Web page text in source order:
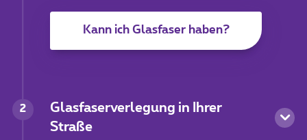
Kann ich Glasfaser haben?
2
Glasfaserverlegung in Ihrer
Straße